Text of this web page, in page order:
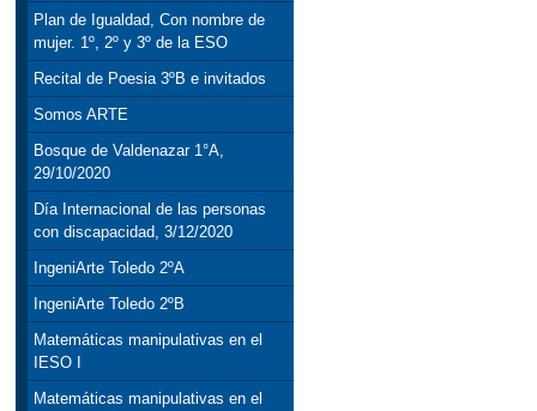
Plan de Igualdad, Con nombre de
mujer. 1º, 2º y 3º de la ESO
Recital de Poesia 3ºB e invitados
Somos ARTE
Bosque de Valdenazar 1°A,
29/10/2020
Día Internacional de las personas
con discapacidad, 3/12/2020
IngeniArte Toledo 2ºA
IngeniArte Toledo 2ºB
Matemáticas manipulativas en el
IESO I
Matemáticas manipulativas en el